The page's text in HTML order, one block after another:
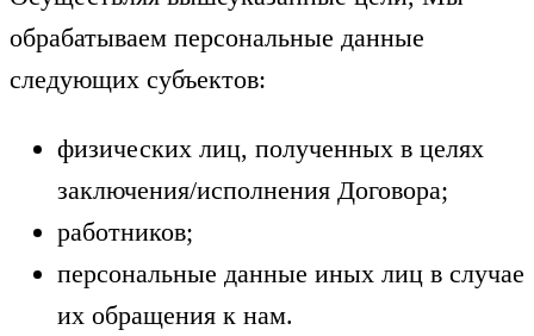
обрабатываем персональные данные
следующих субъектов:
физических лиц, полученных в целях
заключения/исполнения Договора;
работников;
персональные данные иных лиц в случае
их обращения к нам.